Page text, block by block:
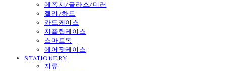
에폭시/글라스/미러
젤리/하드
카드케이스
지플립케이스
스마트톡
에어팟케이스
STATIONERY
지류